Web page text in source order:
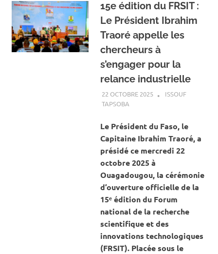
15e édition du FRSIT :
Le Président Ibrahim
Traoré appelle les
chercheurs à
s’engager pour la
relance industrielle
22 OCTOBRE 2025
ISSOUF
TAPSOBA
Le Président du Faso, le
Capitaine Ibrahim Traoré, a
présidé ce mercredi 22
octobre 2025 à
Ouagadougou, la cérémonie
d’ouverture officielle de la
15ᵉ édition du Forum
national de la recherche
scientifique et des
innovations technologiques
(FRSIT). Placée sous le